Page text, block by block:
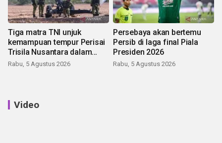
Tiga matra TNI unjuk
kemampuan tempur Perisai
Trisila Nusantara dalam
latihan di Kepri
Rabu, 5 Agustus 2026
Persebaya akan bertemu
Persib di laga final Piala
Presiden 2026
Rabu, 5 Agustus 2026
Video